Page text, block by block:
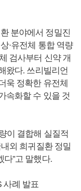
분야에서 정밀진
·유전체 통합 역량
검사부터 신약 개
왔다. 쓰리빌리언
욱 정확한 유전체
속화할 수 있을 것
이 결합해 실질적
외 희귀질환 정밀
다”고 말했다.
사례 발표